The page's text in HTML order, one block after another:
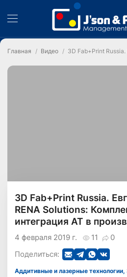
Главная Видео 3D Fab+Print
3D Fab+Print Russia.
RENA Solutions:
интеграция АТ в
11 0
4 февраля 2019 г.
Поделиться:
Аддитивные и лазерные технологии,